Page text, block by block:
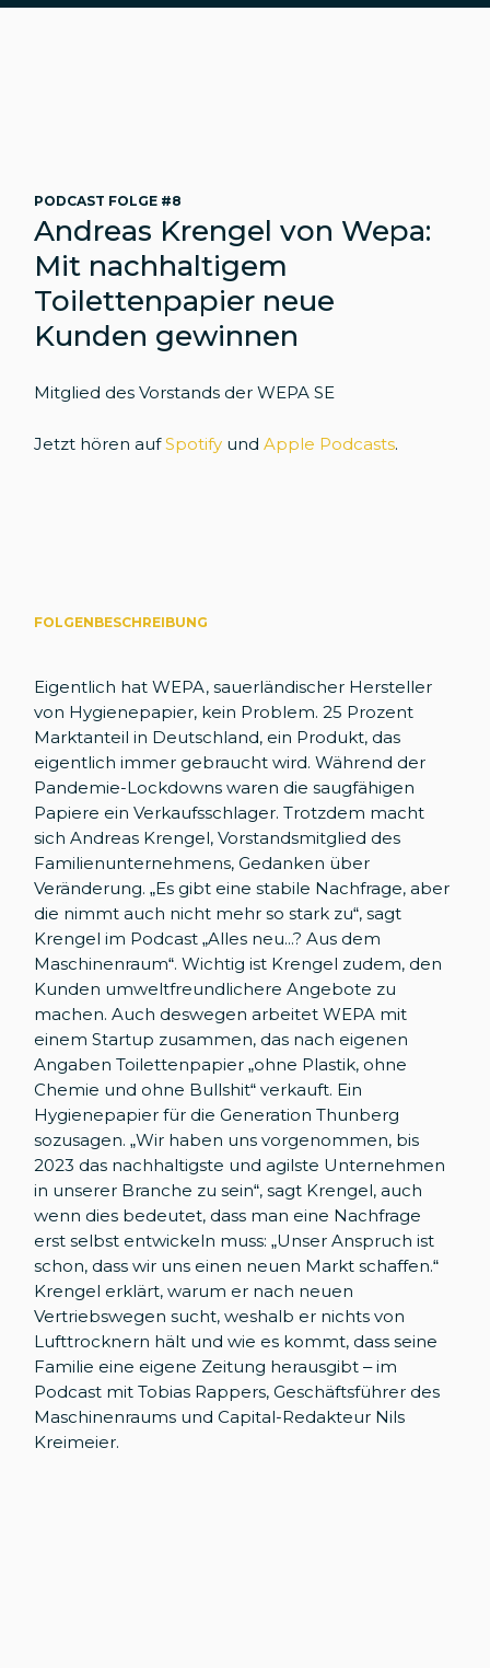
PODCAST FOLGE #8
Andreas Krengel von Wepa:
Mit nachhaltigem
Toilettenpapier neue
Kunden gewinnen
Mitglied des Vorstands der WEPA SE
Jetzt hören aufSpotify undApple Podcasts.
FOLGENBESCHREIBUNG
Eigentlich hat WEPA, sauerländischer Hersteller
von Hygienepapier, kein Problem. 25 Prozent
Marktanteil in Deutschland, ein Produkt, das
eigentlich immer gebraucht wird. Während der
Pandemie-Lockdowns waren die saugfähigen
Papiere ein Verkaufsschlager. Trotzdem macht
sich Andreas Krengel, Vorstandsmitglied des
Familienunternehmens, Gedanken über
Veränderung. „Es gibt eine stabile Nachfrage, aber
die nimmt auch nicht mehr so stark zu“, sagt
Krengel im Podcast „Alles neu...? Aus dem
Maschinenraum“. Wichtig ist Krengel zudem, den
Kunden umweltfreundlichere Angebote zu
machen. Auch deswegen arbeitet WEPA mit
einem Startup zusammen, das nach eigenen
Angaben Toilettenpapier „ohne Plastik, ohne
Chemie und ohne Bullshit“ verkauft. Ein
Hygienepapier für die Generation Thunberg
sozusagen. „Wir haben uns vorgenommen, bis
2023 das nachhaltigste und agilste Unternehmen
in unserer Branche zu sein“, sagt Krengel, auch
wenn dies bedeutet, dass man eine Nachfrage
erst selbst entwickeln muss: „Unser Anspruch ist
schon, dass wir uns einen neuen Markt schaffen.“
Krengel erklärt, warum er nach neuen
Vertriebswegen sucht, weshalb er nichts von
Lufttrocknern hält und wie es kommt, dass seine
Familie eine eigene Zeitung herausgibt – im
Podcast mit Tobias Rappers, Geschäftsführer des
Maschinenraums und Capital-Redakteur Nils
Kreimeier.